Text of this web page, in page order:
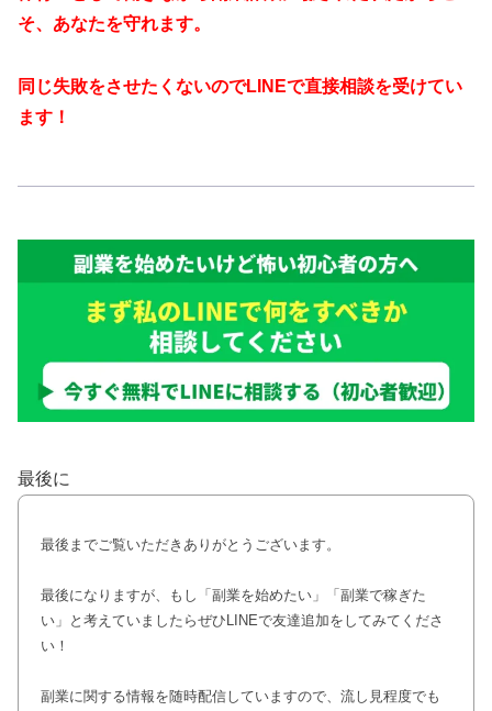
そ、あなたを守れます。
同じ失敗をさせたくないのでLINEで直接相談を受けてい
ます！
最後に
最後までご覧いただきありがとうございます。
最後になりますが、もし「副業を始めたい」「副業で稼ぎた
い」と考えていましたらぜひLINEで友達追加をしてみてくださ
い！
副業に関する情報を随時配信していますので、流し見程度でも